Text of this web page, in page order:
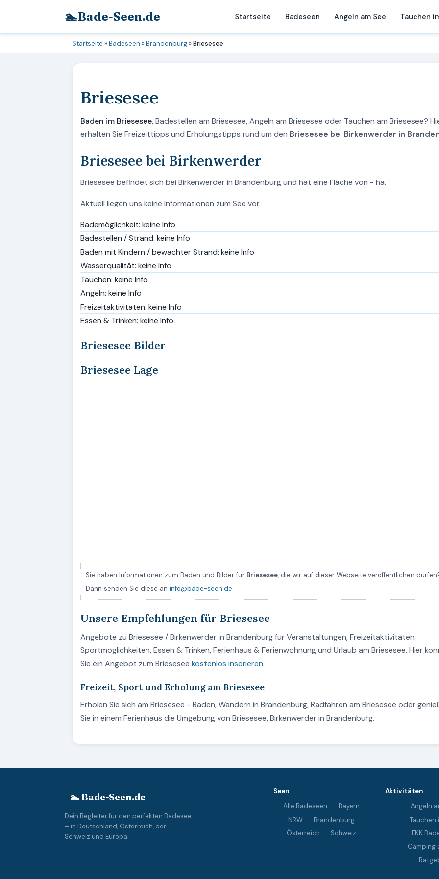
🏊Bade-Seen.de Startseite Badeseen Angeln am See Tauchen
Startseite »Badeseen »Brandenburg »Briesesee
Briesesee
Baden im Briesesee, Badestellen am Briesesee, Angeln am Briesesee oder Tauchen am Briesesee?
erhalten Sie Freizeittipps und Erholungstipps rund um den Briesesee bei Birkenwerder in
Briesesee bei Birkenwerder
Briesesee befindet sich bei Birkenwerder in Brandenburg und hat eine Fläche von - ha.
Aktuell liegen uns keine Informationen zum See vor.
Bademöglichkeit: keine Info
Badestellen / Strand: keine Info
Baden mit Kindern / bewachter Strand: keine Info
Wasserqualität: keine Info
Tauchen: keine Info
Angeln: keine Info
Freizeitaktivitäten: keine Info
Essen & Trinken: keine Info
Briesesee Bilder
Briesesee Lage
Sie haben Informationen zum Baden und Bilder für Briesesee, die wir auf dieser Webseite veröffentlichen
Dann senden Sie diese an info@bade-seen.de
Unsere Empfehlungen für Briesesee
Angebote zu Briesesee / Birkenwerder in Brandenburg für Veranstaltungen, Freizeitaktivitäten,
Sportmöglichkeiten, Essen & Trinken, Ferienhaus & Ferienwohnung und Urlaub am Briesesee. Hier
Sie ein Angebot zum Briesesee kostenlos inserieren.
Freizeit, Sport und Erholung am Briesesee
Erholen Sie sich am Briesesee - Baden, Wandern in Brandenburg, Radfahren am Briesesee oder
Sie in einem Ferienhaus die Umgebung von Briesesee, Birkenwerder in Brandenburg.
🏊 Bade-Seen.de
Dein Begleiter für den perfekten Badesee
– in Deutschland, Österreich, der
Schweiz und Europa.
Seen
Alle Badeseen
Bayern
NRW
Brandenburg
Österreich
Schweiz
Aktivitäten
Angeln
Tauchen
FKK
Camping